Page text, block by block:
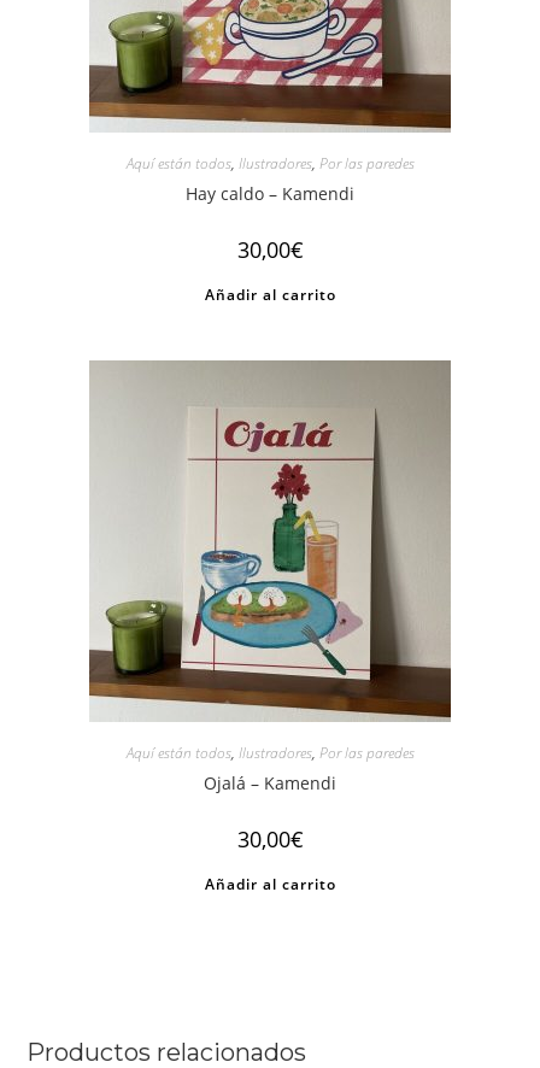
Aquí están todos, Ilustradores, Por las paredes
Hay caldo – Kamendi
30,00€
Añadir al carrito
Aquí están todos, Ilustradores, Por las paredes
Ojalá – Kamendi
30,00€
Añadir al carrito
Productos relacionados